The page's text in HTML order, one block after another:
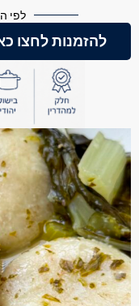
לפי
להזמנות לחצו